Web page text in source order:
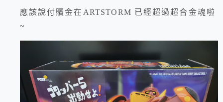
應該說付贖金在ARTSTORM 已經超過超合金魂啦
~